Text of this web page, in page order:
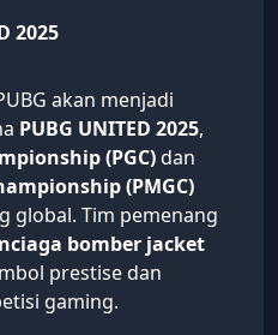
2025
akan menjadi
PUBG UNITED 2025,
(PGC)dan
(PMGC)
global. Tim pemenang
bomber jacket
prestise dan
gaming.